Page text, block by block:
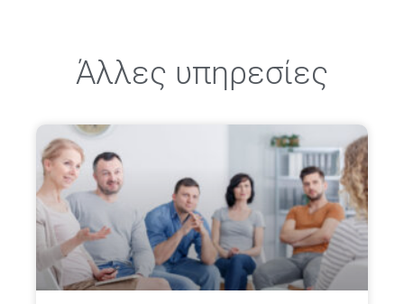
Άλλες υπηρεσίες